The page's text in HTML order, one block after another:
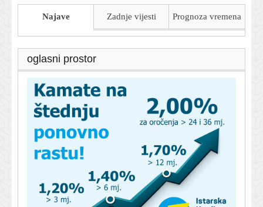
Najave Zadnje vijesti Prognoza vremena
oglasni prostor